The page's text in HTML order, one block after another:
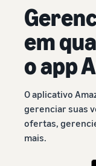
em
o app
O aplicativo
gerenciar suas
ofertas,
mais.